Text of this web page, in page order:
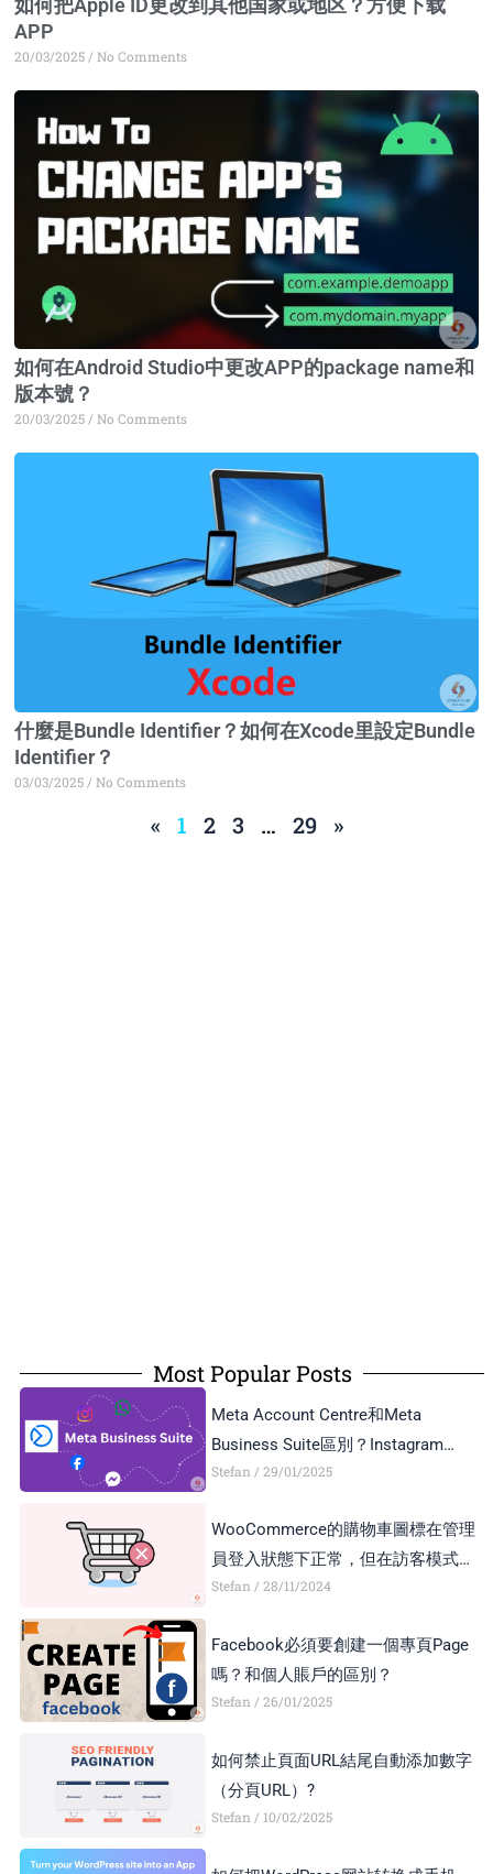
APP
20/03/2025 No Comments
如何在Android Studio中更改APP的package name和
版本號？
20/03/2025 No Comments
什麼是Bundle Identifier？如何在Xcode里設定Bundle
Identifier？
03/03/2025 No Comments
« 1 2 3 … 29 »
Most Popular Posts
Meta Account Centre和Meta
Business Suite區別？Instagram
Business Account和Creator Account
Stefan 29/01/2025
WooCommerce的購物車圖標在管理
員登入狀態下正常，但在訪客模式下
顯示異常，如何解決？
Stefan 28/11/2024
Facebook必須要創建一個專頁Page
嗎？和個人賬戶的區別？
Stefan 26/01/2025
如何禁止頁面URL結尾自動添加數字
（分頁URL）?
Stefan 10/02/2025